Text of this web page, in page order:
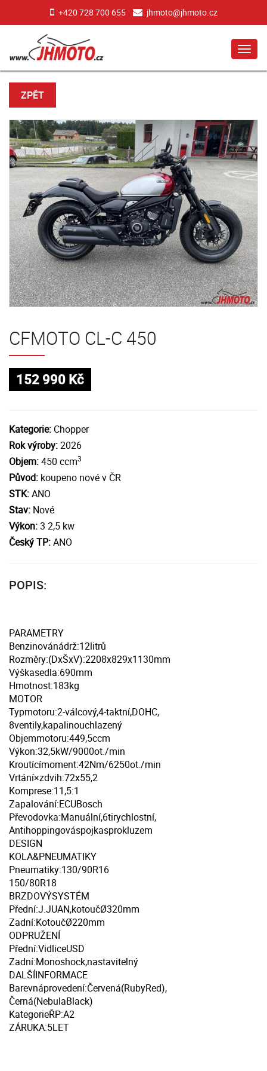
+420 728 700 655 jhmoto@jhmoto.cz
ZPĚT
CFMOTO CL-C 450
152 990 Kč
Kategorie: Chopper
Rok výroby:2026
Objem:450 ccm3
Původ: koupeno nové v ČR
STK:ANO
Stav: Nové
Výkon:3 2,5 kw
Český TP:ANO
POPIS:
PARAMETRY
Benzinovánádrž:12litrů
Rozměry:(DxŠxV):2208x829x1130mm
Výškasedla:690mm
Hmotnost:183kg
MOTOR
Typmotoru:2-válcový,4-taktní,DOHC,
8ventily,kapalinouchlazený
Objemmotoru:449,5ccm
Výkon:32,5kW/9000ot./min
Kroutícímoment:42Nm/6250ot./min
Vrtání×zdvih:72x55,2
Komprese:11,5:1
Zapalování:ECUBosch
Převodovka:Manuální,6tirychlostní,
Antihoppingováspojkasprokluzem
DESIGN
KOLA&PNEUMATIKY
Pneumatiky:130/90R16
150/80R18
BRZDOVÝSYSTÉM
Přední:J.JUAN,kotoučØ320mm
Zadní:KotoučØ220mm
ODPRUŽENÍ
Přední:VidliceUSD
Zadní:Monoshock,nastavitelný
DALŠÍINFORMACE
Barevnáprovedení:Červená(RubyRed),
Černá(NebulaBlack)
KategorieŘP:A2
ZÁRUKA:5LET